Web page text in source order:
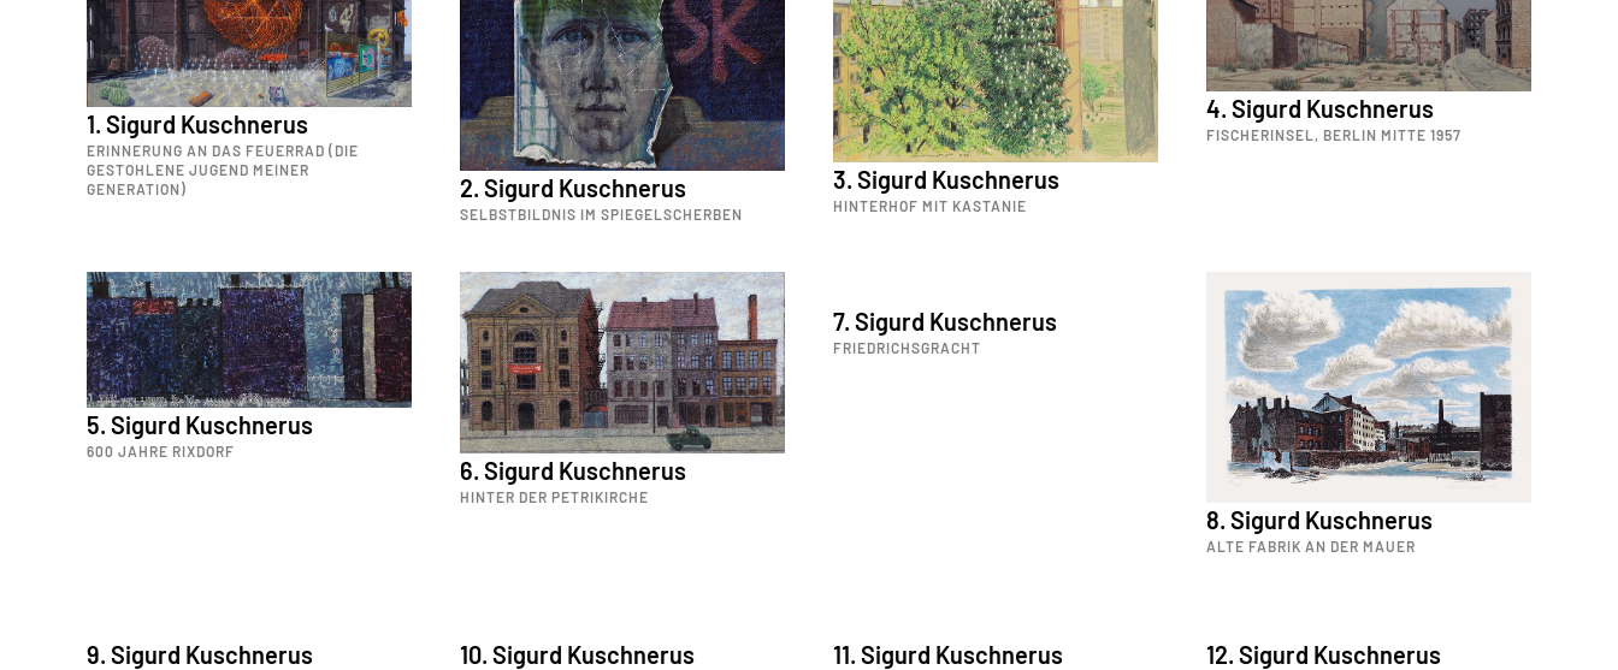
1. Sigurd Kuschnerus
ERINNERUNG AN DAS FEUERRAD (DIE
GESTOHLENE JUGEND MEINER
GENERATION)
2. Sigurd Kuschnerus
SELBSTBILDNIS IM SPIEGELSCHERBEN
3. Sigurd Kuschnerus
HINTERHOF MIT KASTANIE
4. Sigurd Kuschnerus
FISCHERINSEL, BERLIN MITTE 1957
5. Sigurd Kuschnerus
600 JAHRE RIXDORF
6. Sigurd Kuschnerus
HINTER DER PETRIKIRCHE
7. Sigurd Kuschnerus
FRIEDRICHSGRACHT
8. Sigurd Kuschnerus
ALTE FABRIK AN DER MAUER
9. Sigurd Kuschnerus 10. Sigurd Kuschnerus 11. Sigurd Kuschnerus 12. Sigurd Kuschnerus